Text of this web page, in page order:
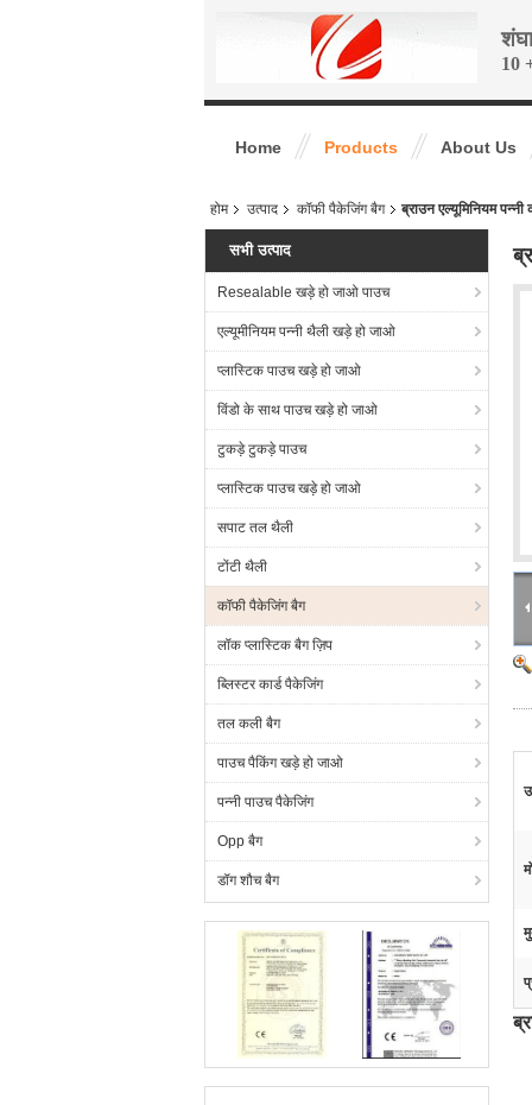
10
Home Products About Us
होम उत्पाद कॉफी पैकेजिंग बैग ब्राउन एल्यूमिनियम
सभी उत्पाद
Resealable खड़े हो जाओ पाउच
एल्यूमीनियम पन्नी थैली खड़े हो जाओ
प्लास्टिक पाउच खड़े हो जाओ
विंडो के साथ पाउच खड़े हो जाओ
टुकड़े टुकड़े पाउच
प्लास्टिक पाउच खड़े हो जाओ
सपाट तल थैली
टोंटी थैली
कॉफी पैकेजिंग बैग
लॉक प्लास्टिक बैग ज़िप
ब्लिस्टर कार्ड पैकेजिंग
तल कली बैग
पाउच पैकिंग खड़े हो जाओ
पन्नी पाउच पैकेजिंग
Opp बैग
डॉग शौच बैग